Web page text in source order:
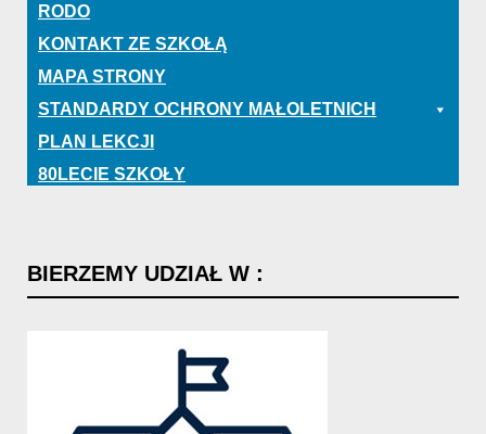
RODO
KONTAKT ZE SZKOŁĄ
MAPA STRONY
STANDARDY OCHRONY MAŁOLETNICH
PLAN LEKCJI
80LECIE SZKOŁY
BIERZEMY UDZIAŁ W :